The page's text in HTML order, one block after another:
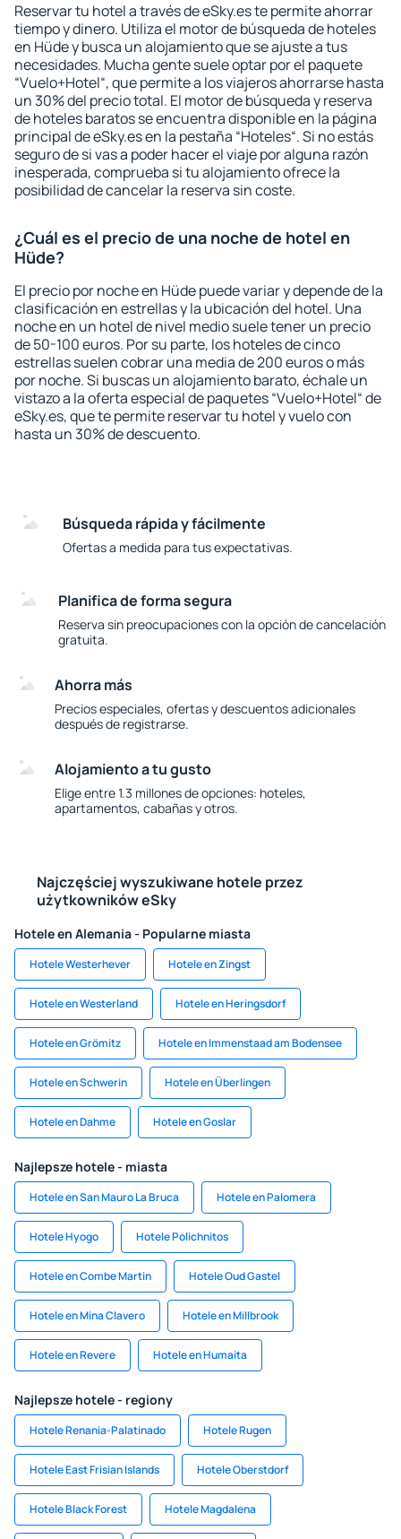
Reservar tu hotel a través de eSky.es te permite ahorrar
tiempo y dinero. Utiliza el motor de búsqueda de hoteles
en Hüde y busca un alojamiento que se ajuste a tus
necesidades. Mucha gente suele optar por el paquete
“Vuelo+Hotel“, que permite a los viajeros ahorrarse hasta
un 30% del precio total. El motor de búsqueda y reserva
de hoteles baratos se encuentra disponible en la página
principal de eSky.es en la pestaña “Hoteles“. Si no estás
seguro de si vas a poder hacer el viaje por alguna razón
inesperada, comprueba si tu alojamiento ofrece la
posibilidad de cancelar la reserva sin coste.
¿Cuál es el precio de una noche de hotel en
Hüde?
El precio por noche en Hüde puede variar y depende de la
clasificación en estrellas y la ubicación del hotel. Una
noche en un hotel de nivel medio suele tener un precio
de 50-100 euros. Por su parte, los hoteles de cinco
estrellas suelen cobrar una media de 200 euros o más
por noche. Si buscas un alojamiento barato, échale un
vistazo a la oferta especial de paquetes “Vuelo+Hotel“ de
eSky.es, que te permite reservar tu hotel y vuelo con
hasta un 30% de descuento.
Búsqueda rápida y fácilmente
Ofertas a medida para tus expectativas.
Planifica de forma segura
Reserva sin preocupaciones con la opción de cancelación
gratuita.
Ahorra más
Precios especiales, ofertas y descuentos adicionales
después de registrarse.
Alojamiento a tu gusto
Elige entre 1.3 millones de opciones: hoteles,
apartamentos, cabañas y otros.
Najczęściej wyszukiwane hotele przez
użytkowników eSky
Hotele en Alemania - Popularne miasta
Hotele Westerhever Hotele en Zingst
Hotele en Westerland Hotele en Heringsdorf
Hotele en Grömitz Hotele en Immenstaad am Bodensee
Hotele en Schwerin Hotele en Überlingen
Hotele en Dahme Hotele en Goslar
Najlepsze hotele - miasta
Hotele en San Mauro La Bruca Hotele en Palomera
Hotele Hyogo Hotele Polichnitos
Hotele en Combe Martin Hotele Oud Gastel
Hotele en Mina Clavero Hotele en Millbrook
Hotele en Revere Hotele en Humaita
Najlepsze hotele - regiony
Hotele Renania-Palatinado Hotele Rugen
Hotele East Frisian Islands Hotele Oberstdorf
Hotele Black Forest Hotele Magdalena